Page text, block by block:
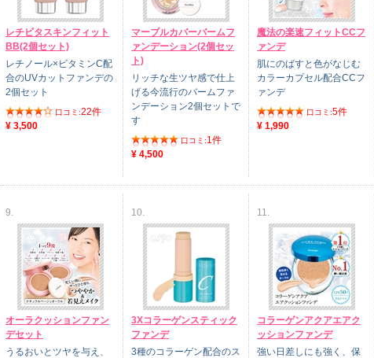
レチビタスキンフィット
BB(2個セット)
レチノール×ビタミンC配
合のUVカットファンデの
2個セット
口コミ:22件
¥ 3,500
マーブルカバーバームフ
ァンデーション(2個セッ
ト)
リッチな生ツヤ感で仕上
げる今流行のバームファ
ンデーション2個セットで
す
口コミ:1件
¥ 4,500
魔法の楽速フィットCCフ
ァンデ
肌にのばすと色がなじむ
カラーカプセル配合CCフ
ァンデ
口コミ:5件
¥ 1,990
9.
オーラクッションファン
デセット
うるおいとツヤを与え、
10.
3Xコラーゲンスティック
ファンデ
3種のコラーゲン配合のス
11.
コラーゲンアクアエアク
ッションファンデ
強い日差しにも強く、保